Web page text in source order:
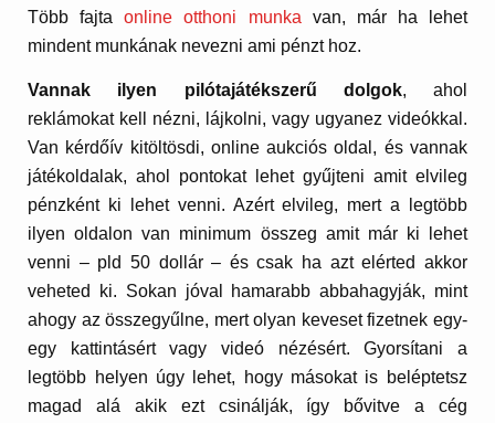
Több fajtaonline otthoni munkavan, már ha lehet
mindent munkának nevezni ami pénzt hoz.
Vannak ilyen pilótajátékszerű dolgok, ahol
reklámokat kell nézni, lájkolni, vagy ugyanez videókkal.
Van kérdőív kitöltösdi, online aukciós oldal, és vannak
játékoldalak, ahol pontokat lehet gyűjteni amit elvileg
pénzként ki lehet venni. Azért elvileg, mert a legtöbb
ilyen oldalon van minimum összeg amit már ki lehet
venni – pld 50 dollár – és csak ha azt elérted akkor
veheted ki. Sokan jóval hamarabb abbahagyják, mint
ahogy az összegyűlne, mert olyan keveset fizetnek egy-
egy kattintásért vagy videó nézésért. Gyorsítani a
legtöbb helyen úgy lehet, hogy másokat is beléptetsz
magad alá akik ezt csinálják, így bővitve a cég